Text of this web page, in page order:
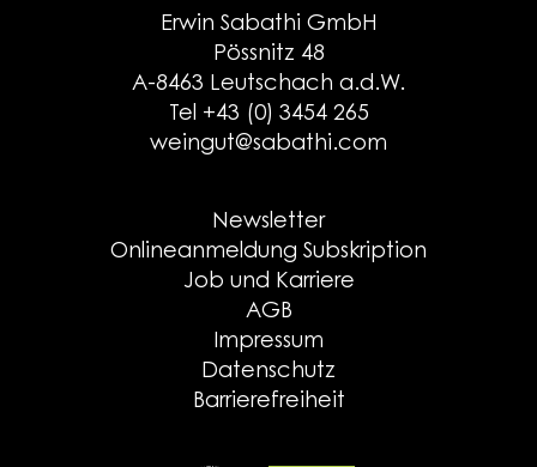
Erwin Sabathi GmbH
Pössnitz 48
A-8463 Leutschach a.d.W.
Tel +43 (0) 3454 265
weingut@sabathi.com
Newsletter
Onlineanmeldung Subskription
Job und Karriere
AGB
Impressum
Datenschutz
Barrierefreiheit